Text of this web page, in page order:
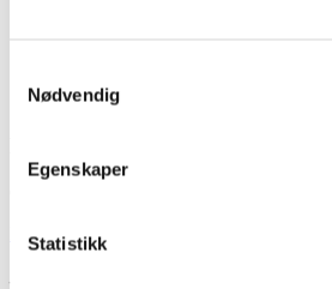
Nødvendig
Egenskaper
Statistikk
forberede deg på, i tillegg til
Les intervju med Komplett